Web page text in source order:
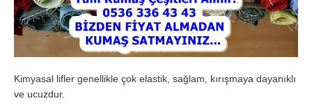
Kimyasal lifler genellikle çok elastik, sağlam, kırışmaya dayanıklı
ve ucuzdur.